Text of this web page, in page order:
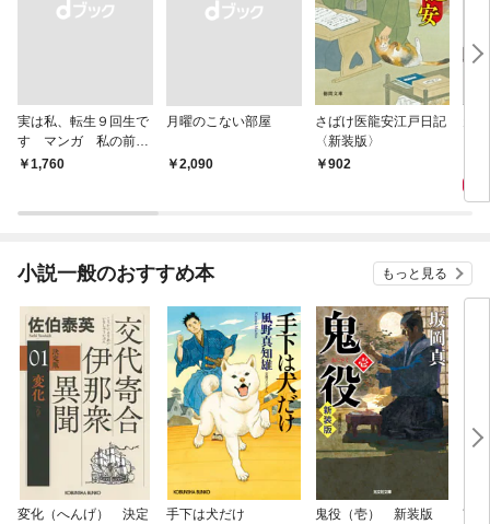
実は私、転生９回生で
す マンガ 私の前世
物語
￥1,760
月曜のこない部屋
￥2,090
さばけ医龍安江戸日記
〈新装版〉
902
小説一般のおすすめ本 もっと見る
変化（へんげ） 決定
手下は犬だけ 鬼役（壱） 新装版
南